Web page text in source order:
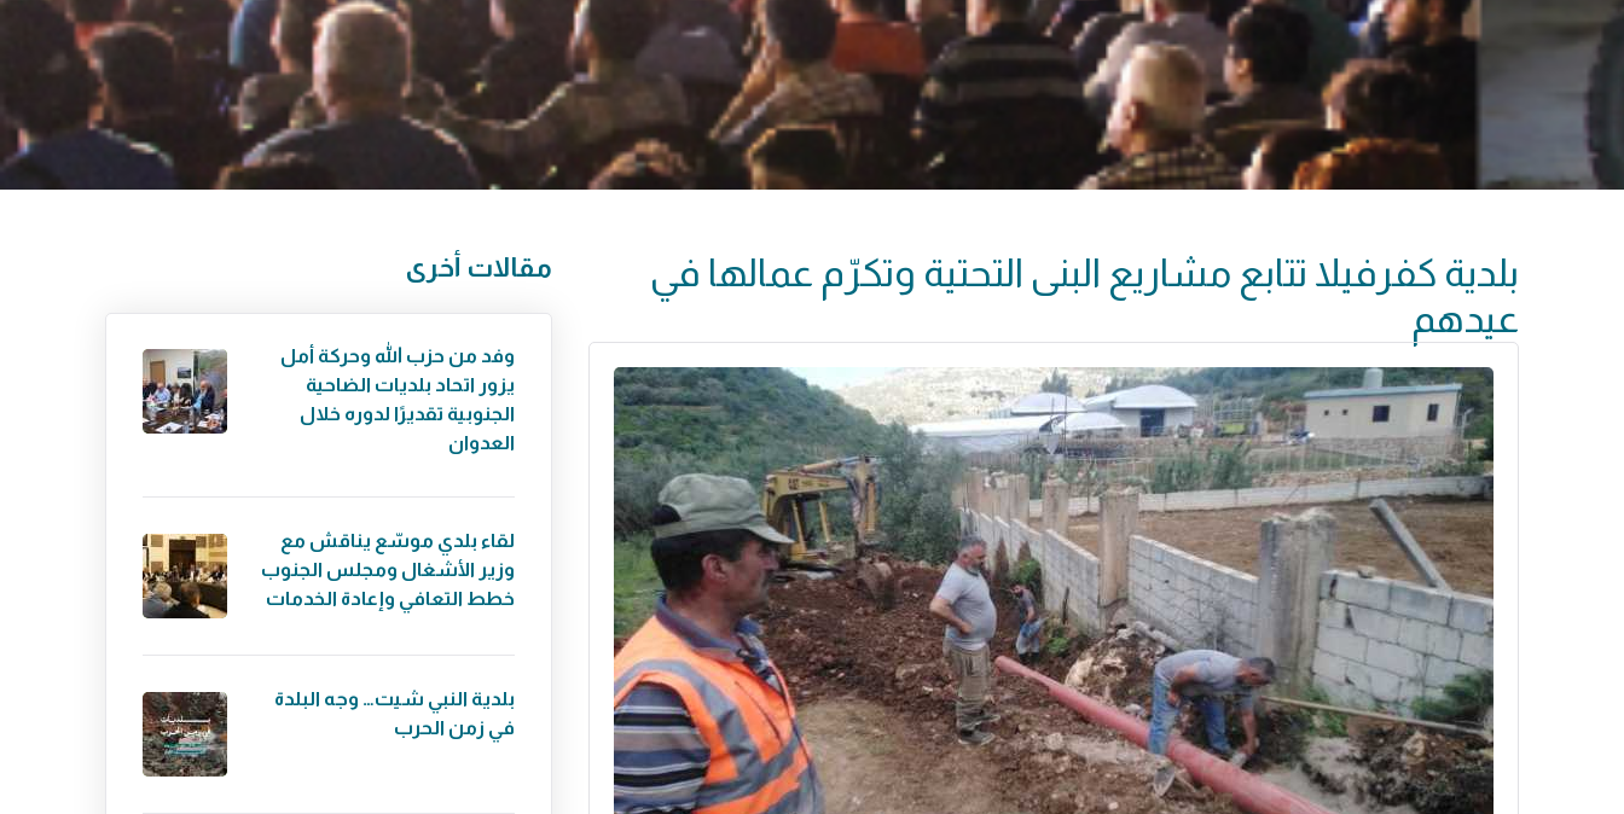
بلدية كفرفيلا تتابع مشاريع البنى التحتية وتكرّم عمالها في
عيدهم
مقالات أخرى
وفد من حزب الله وحركة أمل
يزور اتحاد بلديات الضاحية
الجنوبية تقديرًا لدوره خلال
العدوان
لقاء بلدي موسّع يناقش مع
وزير الأشغال ومجلس الجنوب
خطط التعافي وإعادة الخدمات
بلدية النبي شيت… وجه البلدة
في زمن الحرب